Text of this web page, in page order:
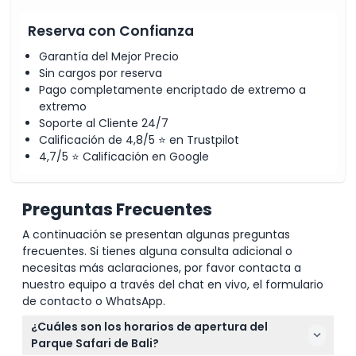
No se permite la reentrada después de salir del lugar
Todos los tipos de productos, inclusiones,
instalaciones, presentaciones de espectáculos y
servicios están sujetos a disponibilidad y cambios
para mantener un protocolo adecuado CHSE
(Limpieza, Salud, Seguridad, Sostenibilidad
Ambiental)
No se permiten alimentos ni bebidas externos dentro
del lugar
Esta actividad es accesible para cochecitos y sillas
Reserva con Confianza
Garantía del Mejor Precio
Sin cargos por reserva
Pago completamente encriptado de extremo a
extremo
Soporte al Cliente 24/7
Calificación de 4,8/5 ⭐ en Trustpilot
4,7/5 ⭐ Calificación en Google
Preguntas Frecuentes
A continuación se presentan algunas preguntas
frecuentes. Si tienes alguna consulta adicional o
necesitas más aclaraciones, por favor contacta a
nuestro equipo a través del chat en vivo, el formulario
de contacto o WhatsApp.
¿Cuáles son los horarios de apertura del
Parque Safari de Bali?